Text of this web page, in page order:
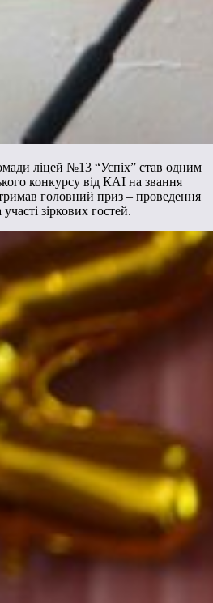
ліцей №13 “Успіх” став одним
конкурсу від КАІ на звання
головний приз – проведення
зіркових гостей.